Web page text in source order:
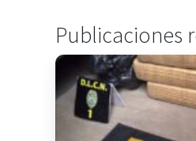
Publicaciones